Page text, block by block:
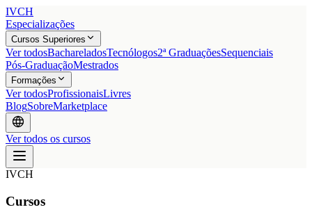
IVCH
Especializações
Cursos Superiores
Ver todosBachareladosTecnólogos2ª GraduaçõesSequenciais
Pós-GraduaçãoMestrados
Formações
Ver todosProfissionaisLivres
BlogSobreMarketplace
Ver todos os cursos
IVCH
Cursos